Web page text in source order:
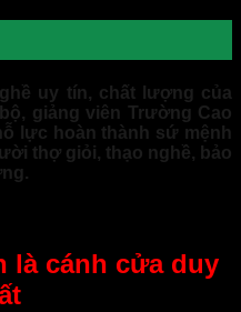
uy tín, chất lượng của
giảng viên Trường Cao
lực hoàn thành sứ mệnh
thợ giỏi, thạo nghề, bảo
là cánh cửa duy